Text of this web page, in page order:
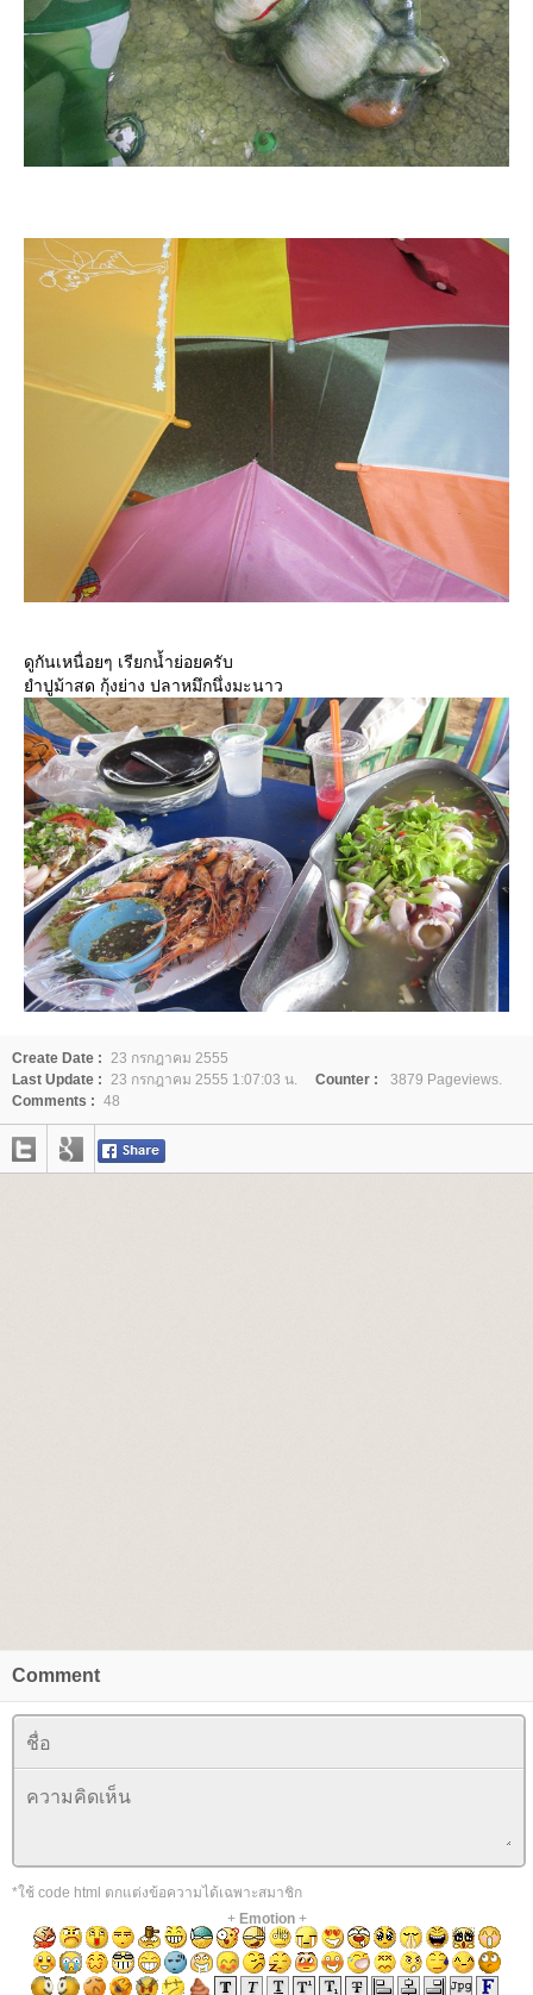
ดูกันเหนื่อยๆ เรียกน้ำย่อยครับ
ำปูม้าสด กุ้งย่าง ปลาหมึกนึ่งมะนาว
Create Date : 23 กรกฎาคม 2555
Last Update : 23 กรกฎาคม 2555 1:07:03 น. Counter :
3879 Pageviews.
Comments : 48
Comment
*ใช้ code html ตกแต่งข้อความได้เฉพาะสมาชิก
+ Emotion+